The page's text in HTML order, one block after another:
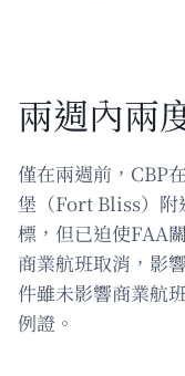
兩週內兩
僅在兩週前，CBP
堡（Fort Bliss）附
標，但已迫使FAA
商業航班取消，影
件雖未影響商業航
例證。